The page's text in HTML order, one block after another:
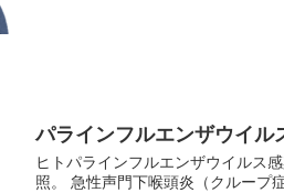
パラインフルエンザウイル
ヒトパラインフルエンザウイルス
照。 急性声門下喉頭炎（クループ